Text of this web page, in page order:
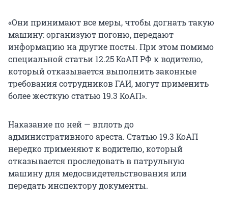
«Они принимают все меры, чтобы догнать такую
машину: организуют погоню, передают
информацию на другие посты. При этом помимо
специальной статьи 12.25 КоАП РФ к водителю,
который отказывается выполнить законные
требования сотрудников ГАИ, могут применить
более жесткую статью 19.3 КоАП».
Наказание по ней — вплоть до
административного ареста. Статью 19.3 КоАП
нередко применяют к водителю, который
отказывается проследовать в патрульную
машину для медосвидетельствования или
передать инспектору документы.